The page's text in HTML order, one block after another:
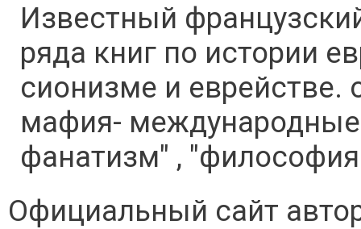
Известный
ряда книг по истории
сионизме и еврействе.
мафия-
фанатизм" ,
Официальный сайт